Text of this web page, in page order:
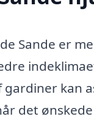
Sande er
kan
det